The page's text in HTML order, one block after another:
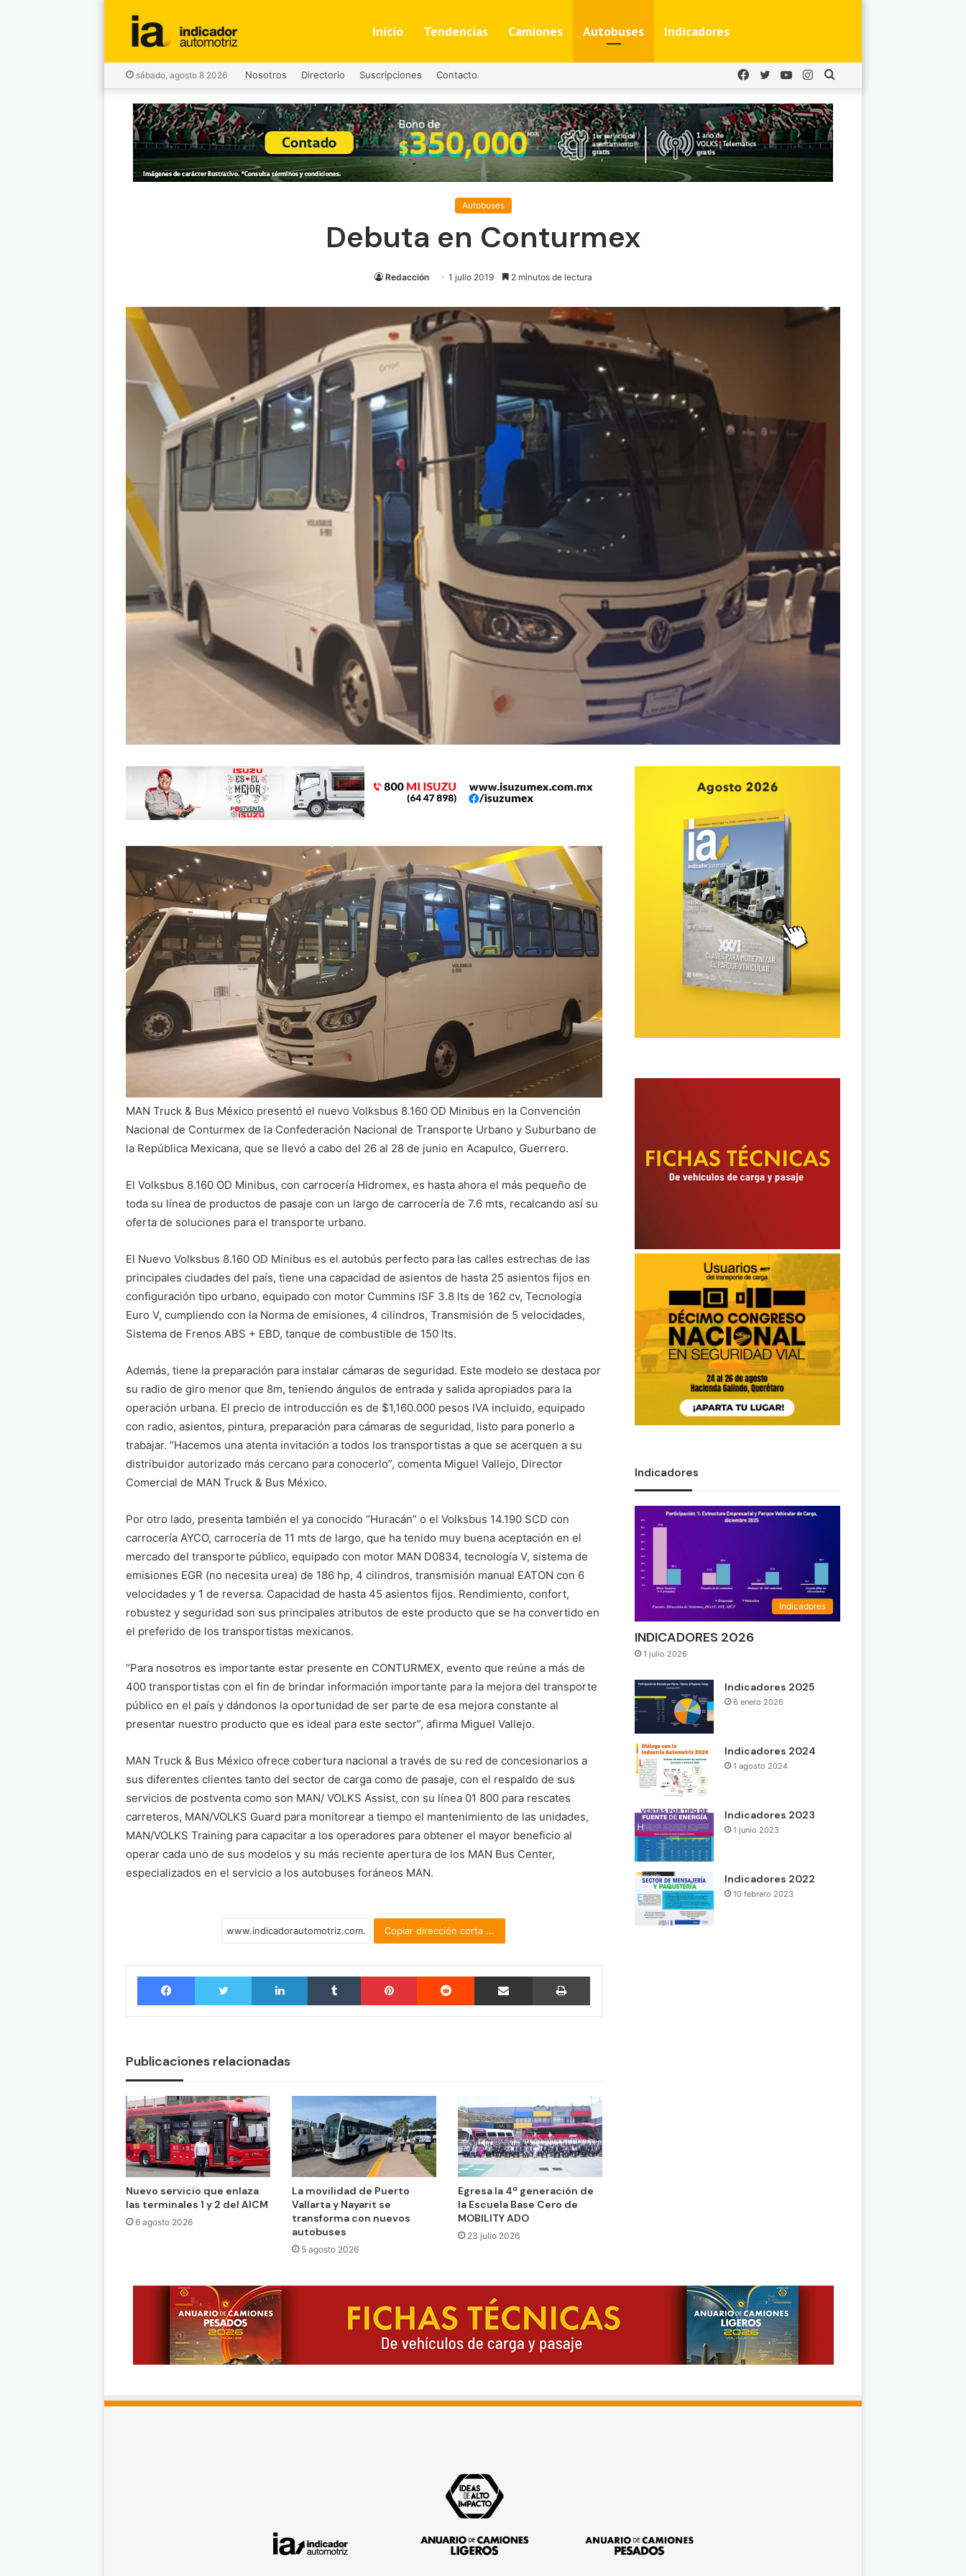
Inicio Tendencias Camiones Autobuses Indicadores
sábado, agosto 8 2026 Nosotros Directorio Suscripciones Contacto
Buscar
Instagram
YouTube
Twitter
Facebook
Autobuses
Debuta en Conturmex
Redacción 1 julio 2019 2 minutos de lectura
MAN Truck & Bus México presentó el nuevo Volksbus 8.160 OD Minibus en la Convención
Nacional de Conturmex de la Confederación Nacional de Transporte Urbano y Suburbano de
la República Mexicana, que se llevó a cabo del 26 al 28 de junio en Acapulco, Guerrero.
El Volksbus 8.160 OD Minibus, con carrocería Hidromex, es hasta ahora el más pequeño de
toda su línea de productos de pasaje con un largo de carrocería de 7.6 mts, recalcando así su
oferta de soluciones para el transporte urbano.
El Nuevo Volksbus 8.160 OD Minibus es el autobús perfecto para las calles estrechas de las
principales ciudades del país, tiene una capacidad de asientos de hasta 25 asientos fijos en
configuración tipo urbano, equipado con motor Cummins ISF 3.8 lts de 162 cv, Tecnología
Euro V, cumpliendo con la Norma de emisiones, 4 cilindros, Transmisión de 5 velocidades,
Sistema de Frenos ABS + EBD, tanque de combustible de 150 lts.
Además, tiene la preparación para instalar cámaras de seguridad. Este modelo se destaca por
su radio de giro menor que 8m, teniendo ángulos de entrada y salida apropiados para la
operación urbana. El precio de introducción es de $1,160.000 pesos IVA incluido, equipado
con radio, asientos, pintura, preparación para cámaras de seguridad, listo para ponerlo a
trabajar. “Hacemos una atenta invitación a todos los transportistas a que se acerquen a su
distribuidor autorizado más cercano para conocerlo”, comenta Miguel Vallejo, Director
Comercial de MAN Truck & Bus México.
Por otro lado, presenta también el ya conocido “Huracán” o el Volksbus 14.190 SCD con
carrocería AYCO, carrocería de 11 mts de largo, que ha tenido muy buena aceptación en el
mercado del transporte público, equipado con motor MAN D0834, tecnología V, sistema de
emisiones EGR (no necesita urea) de 186 hp, 4 cilindros, transmisión manual EATON con 6
velocidades y 1 de reversa. Capacidad de hasta 45 asientos fijos. Rendimiento, confort,
robustez y seguridad son sus principales atributos de este producto que se ha convertido en
el preferido de los transportistas mexicanos.
“Para nosotros es importante estar presente en CONTURMEX, evento que reúne a más de
400 transportistas con el fin de brindar información importante para la mejora del transporte
público en el país y dándonos la oportunidad de ser parte de esa mejora constante al
presentar nuestro producto que es ideal para este sector”, afirma Miguel Vallejo.
MAN Truck & Bus México ofrece cobertura nacional a través de su red de concesionarios a
sus diferentes clientes tanto del sector de carga como de pasaje, con el respaldo de sus
servicios de postventa como son MAN/ VOLKS Assist, con su línea 01 800 para rescates
carreteros, MAN/VOLKS Guard para monitorear a tiempo el mantenimiento de las unidades,
MAN/VOLKS Training para capacitar a los operadores para obtener el mayor beneficio al
operar cada uno de sus modelos y su más reciente apertura de los MAN Bus Center,
especializados en el servicio a los autobuses foráneos MAN.
Copiar dirección corta ...
Facebook Twitter LinkedIn Tumblr Pinterest Reddit Compartir por correo electrónico
Publicaciones relacionadas
Nuevo servicio que enlaza
las terminales 1 y 2 del AICM
6 agosto 2026
La movilidad de Puerto
Vallarta y Nayarit se
transforma con nuevos
autobuses
5 agosto 2026
Egresa la 4ª generación de
la Escuela Base Cero de
MOBILITY ADO
23 julio 2026
Indicadores
Indicadores
INDICADORES 2026
1 julio 2026
Indicadores 2025
6 enero 2026
Indicadores 2024
1 agosto 2024
Indicadores 2023
1 junio 2023
Indicadores 2022
10 febrero 2023